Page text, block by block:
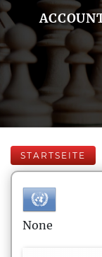
STARTSEITE
None